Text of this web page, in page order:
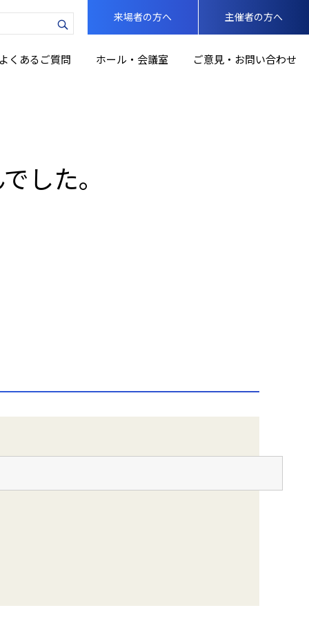
来場者の方へ 主催者の方へ
くあるご質問 ホール・会議室 ご意見・お問い合わせ
した。